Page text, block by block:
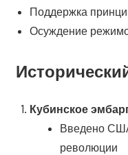
Поддержка
Осуждение
Кубинское
Введено США
революции